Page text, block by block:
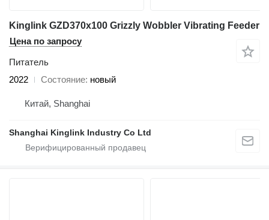
Kinglink GZD370x100 Grizzly Wobbler Vibrating Feeder
Цена по запросу
Питатель
2022
Состояние новый
Китай, Shanghai
Shanghai Kinglink Industry Co Ltd